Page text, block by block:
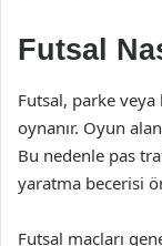
Futsal
Futsal, parke
oynanır. Oyun
Bu nedenle pas
yaratma becerisi
Futsal maçları